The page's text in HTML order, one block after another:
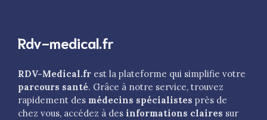
Rdv-medical.fr
RDV-Medical.fr est la plateforme qui simplifie votre
parcours santé. Grâce à notre service, trouvez
rapidement des médecins spécialistes près de
chez vous, accédez à des informations claires sur